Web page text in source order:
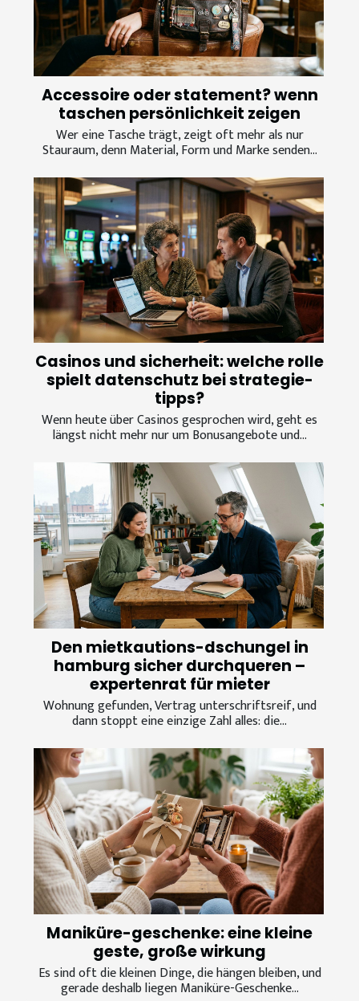
Accessoire oder statement? wenn
taschen persönlichkeit zeigen
Wer eine Tasche trägt, zeigt oft mehr als nur
Stauraum, denn Material, Form und Marke senden...
Casinos und sicherheit: welche rolle
spielt datenschutz bei strategie-
tipps?
Wenn heute über Casinos gesprochen wird, geht es
längst nicht mehr nur um Bonusangebote und...
Den mietkautions-dschungel in
hamburg sicher durchqueren –
expertenrat für mieter
Wohnung gefunden, Vertrag unterschriftsreif, und
dann stoppt eine einzige Zahl alles: die...
Maniküre-geschenke: eine kleine
geste, große wirkung
Es sind oft die kleinen Dinge, die hängen bleiben, und
gerade deshalb liegen Maniküre-Geschenke...